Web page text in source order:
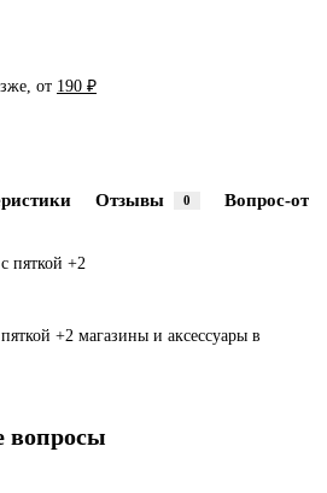
от 190 ₽
Отзывы 0 Вопрос-
пяткой +2
пяткой +2 магазины и аксессуары в
вопросы